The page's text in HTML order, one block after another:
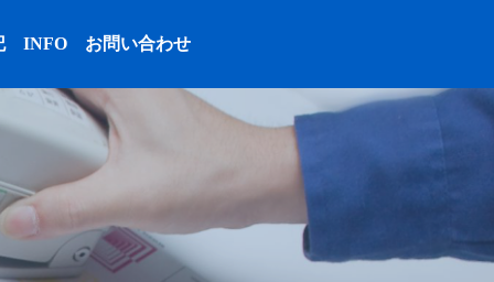
INFO お問い合わせ